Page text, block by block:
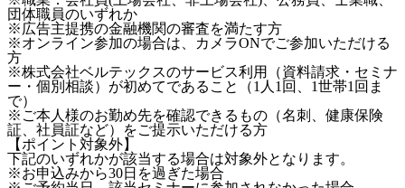
団体職員のいずれか
※広告主提携の金融機関の審査を満たす方
※オンライン参加の場合は、カメラONでご参加いただける
方
※株式会社ベルテックスのサービス利用（資料請求・セミナ
ー・個別相談）が初めてであること（1人1回、1世帯1回ま
で）
※ご本人様のお勤め先を確認できるもの（名刺、健康保険
証、社員証など）をご提示いただける方
【ポイント対象外】
下記のいずれかが該当する場合は対象外となります。
※お申込みから30日を過ぎた場合